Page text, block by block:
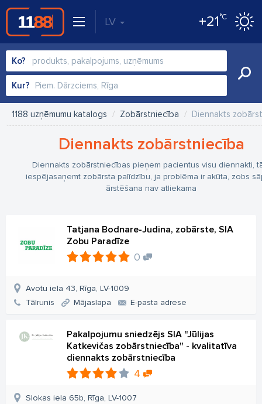
LV +21°C
Ko?
Kur?
1188 uzņēmumu katalogs Zobārstniecība Diennakts
Diennakts zobārstniecība
Diennakts zobārstniecības pieņem pacientus visu diennakti,
iespējasaņemt zobārsta palīdzību, ja problēma ir akūta, zobs
ārstēšana nav atliekama
Tatjana Bodnare-Judina, zobārste, SIA
Zobu Paradīze
0
Avotu iela 43, Rīga, LV-1009
Tālrunis
Mājaslapa E-pasta adrese
Pakalpojumu sniedzējs SIA "Jūlijas
Katkevičas zobārstniecība" - kvalitatīva
diennakts zobārstniecība
4
Slokas iela 65b, Rīga, LV-1007